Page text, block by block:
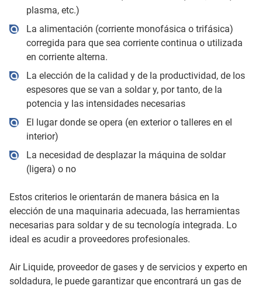
plasma, etc.)
La alimentación (corriente monofásica o trifásica)
corregida para que sea corriente continua o utilizada
en corriente alterna.
La elección de la calidad y de la productividad, de los
espesores que se van a soldar y, por tanto, de la
potencia y las intensidades necesarias
El lugar donde se opera (en exterior o talleres en el
interior)
La necesidad de desplazar la máquina de soldar
(ligera) o no
Estos criterios le orientarán de manera básica en la
elección de una maquinaria adecuada, las herramientas
necesarias para soldar y de su tecnología integrada. Lo
ideal es acudir a proveedores profesionales.
Air Liquide, proveedor de gases y de servicios y experto en
soldadura, le puede garantizar que encontrará un gas de